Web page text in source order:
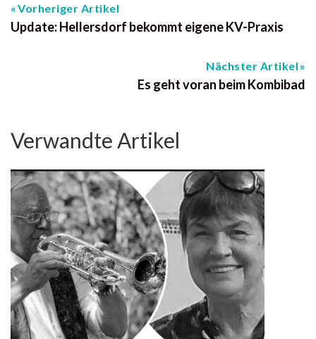
Vorheriger Artikel
Update: Hellersdorf bekommt eigene KV-Praxis
Nächster Artikel
Es geht voran beim Kombibad
Verwandte Artikel